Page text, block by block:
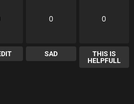
0
SAD
0
THIS IS
HELPFULL